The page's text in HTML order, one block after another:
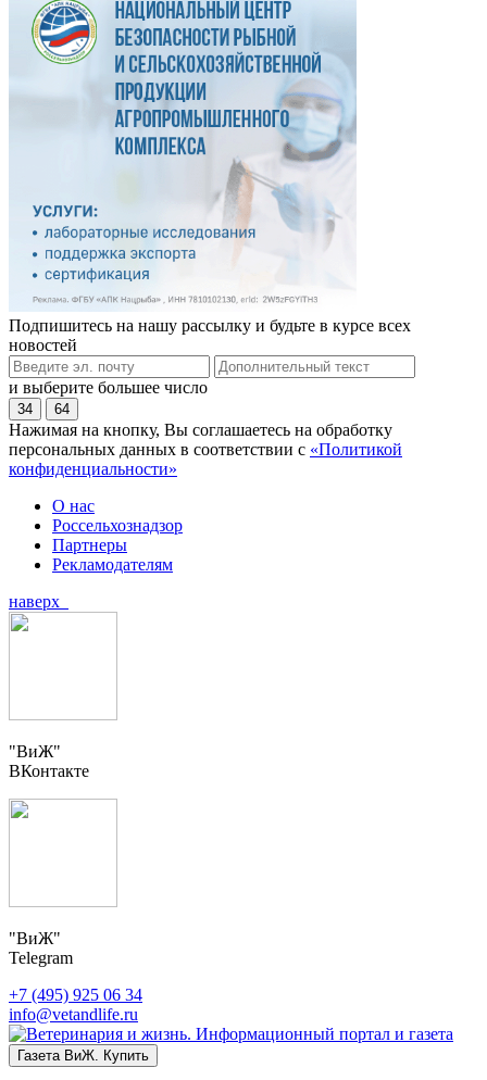
Подпишитесь на нашу рассылку и будьте в курсе всех
новостей
и выберите большее число
34 64
Нажимая на кнопку, Вы соглашаетесь на обработку
персональных данных в соответствии с «Политикой
конфиденциальности»
О нас
Россельхознадзор
Партнеры
Рекламодателям
наверх
"ВиЖ"
ВКонтакте
"ВиЖ"
Telegram
+7 (495) 925 06 34
info@vetandlife.ru
Газета ВиЖ. Купить